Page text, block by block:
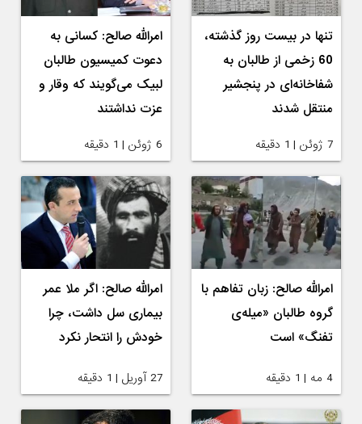
تنها در بیست روز گذشته،
60 زخمی از طالبان به
شفاخانه‌ای در پنجشیر
منتقل شدند
7 ژوئن | 1 دقیقه
امرالله صالح: کسانی به
دعوت کمیسیون طالبان
لبیک می‌گویند که وقار و
عزت نداشتند
6 ژوئن | 1 دقیقه
امرالله صالح: زبان تفاهم با
گروه طالبان «میله‌ی
تفنگ» است
4 مه | 1 دقیقه
امرالله صالح: اگر ملا عمر
بیماری سل داشت، چرا
خودش را انتحار نکرد
27 آوریل | 1 دقیقه